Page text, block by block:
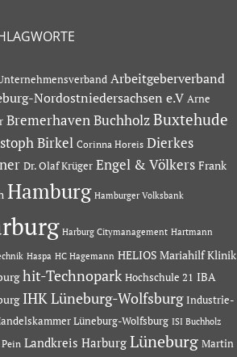
Arbeitgeberverband
Nordostniedersachsen e.V Arne
BremerhavenBuchholzBuxtehude
Birkel Corinna Horeis Dierkes
Dr. Olaf Krüger Engel & Völkers Frank
Hamburg Hamburger Volksbank
Harburg Citymanagement Hartmann
Haspa HC Hagemann HELIOS Mariahilf Klinik
hit-Technopark Hochschule 21 IBA
IHK Lüneburg-Wolfsburg Industrie-
Lüneburg-Wolfsburg ISI Buchholz
Landkreis Harburg Lüneburg Martin